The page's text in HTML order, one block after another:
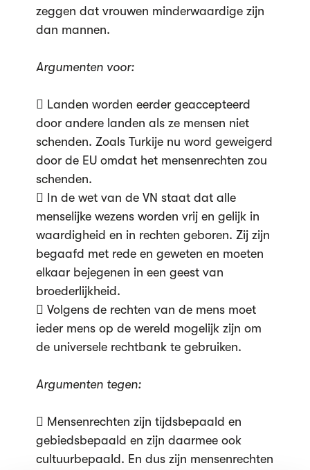
zeggen dat vrouwen minderwaardige zijn
dan mannen.
Argumenten voor:
 Landen worden eerder geaccepteerd
door andere landen als ze mensen niet
schenden. Zoals Turkije nu word geweigerd
door de EU omdat het mensenrechten zou
schenden.
 In de wet van de VN staat dat alle
menselijke wezens worden vrij en gelijk in
waardigheid en in rechten geboren. Zij zijn
begaafd met rede en geweten en moeten
elkaar bejegenen in een geest van
broederlijkheid.
 Volgens de rechten van de mens moet
ieder mens op de wereld mogelijk zijn om
de universele rechtbank te gebruiken.
Argumenten tegen:
 Mensenrechten zijn tijdsbepaald en
gebiedsbepaald en zijn daarmee ook
cultuurbepaald. En dus zijn mensenrechten